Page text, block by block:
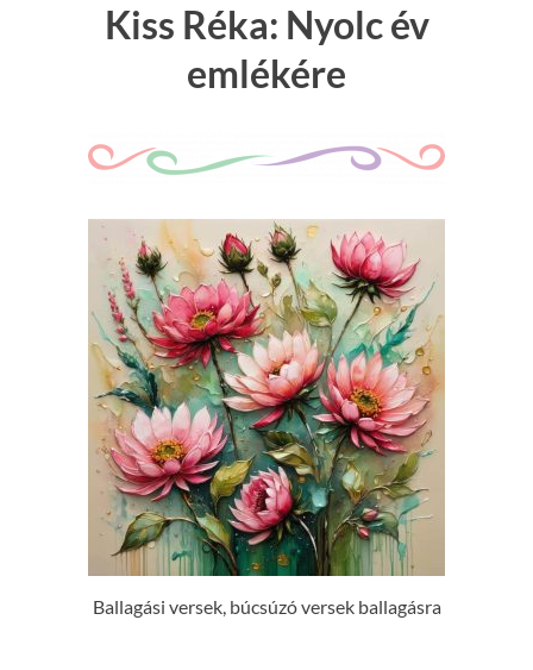
Kiss Réka: Nyolc év
emlékére
Ballagási versek, búcsúzó versek ballagásra